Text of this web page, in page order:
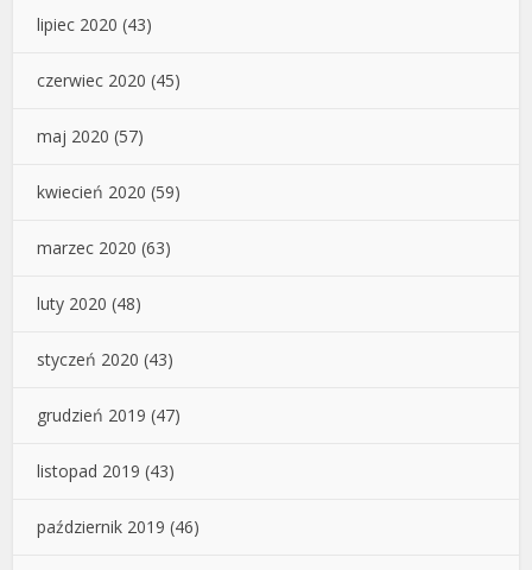
lipiec 2020 (43)
czerwiec 2020 (45)
maj 2020 (57)
kwiecień 2020 (59)
marzec 2020 (63)
luty 2020 (48)
styczeń 2020 (43)
grudzień 2019 (47)
listopad 2019 (43)
październik 2019 (46)